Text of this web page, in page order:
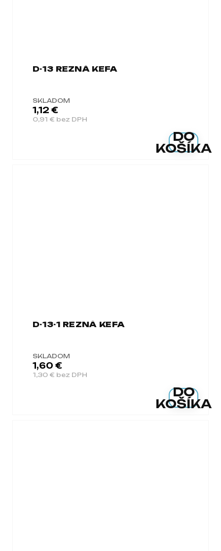
D-13 REZNÁ KEFA
SKLADOM
0,91 € bez DPH
1,12 €
DO
KOŠÍKA
D-13-1 REZNÁ KEFA
SKLADOM
1,30 € bez DPH
1,60 €
DO
KOŠÍKA